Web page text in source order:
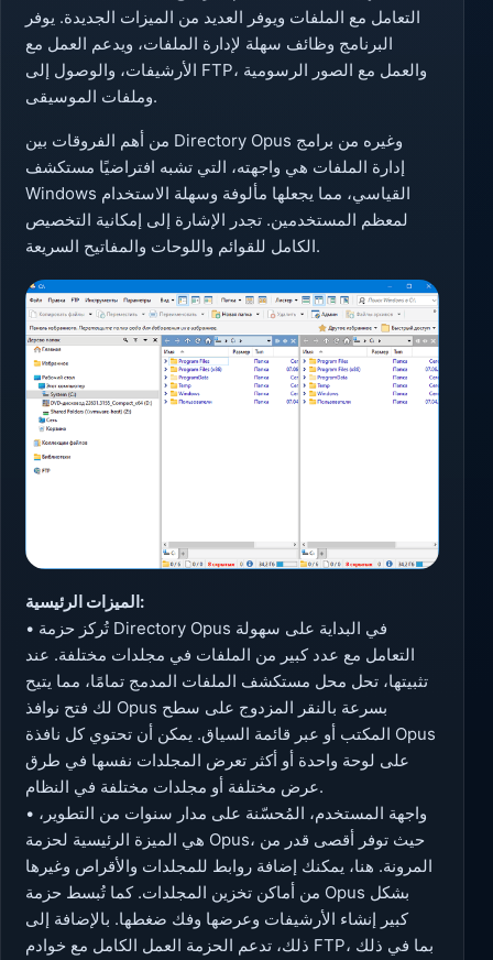
التعامل مع الملفات ويوفر العديد من الميزات الجديدة. يوفر
البرنامج وظائف سهلة لإدارة الملفات، ويدعم العمل مع
الأرشيفات، والوصول إلى FTP، والعمل مع الصور الرسومية
وملفات الموسيقى.
من أهم الفروقات بين Directory Opus وغيره من برامج
إدارة الملفات هي واجهته، التي تشبه افتراضيًا مستكشف
Windows القياسي، مما يجعلها مألوفة وسهلة الاستخدام
لمعظم المستخدمين. تجدر الإشارة إلى إمكانية التخصيص
الكامل للقوائم واللوحات والمفاتيح السريعة.
الميزات الرئيسية:
• تُركز حزمة Directory Opus في البداية على سهولة
التعامل مع عدد كبير من الملفات في مجلدات مختلفة. عند
تثبيتها، تحل محل مستكشف الملفات المدمج تمامًا، مما يتيح
لك فتح نوافذ Opus بسرعة بالنقر المزدوج على سطح
المكتب أو عبر قائمة السياق. يمكن أن تحتوي كل نافذة Opus
على لوحة واحدة أو أكثر تعرض المجلدات نفسها في طرق
عرض مختلفة أو مجلدات مختلفة في النظام.
• واجهة المستخدم، المُحسّنة على مدار سنوات من التطوير،
هي الميزة الرئيسية لحزمة Opus، حيث توفر أقصى قدر من
المرونة. هنا، يمكنك إضافة روابط للمجلدات والأقراص وغيرها
من أماكن تخزين المجلدات. كما تُبسط حزمة Opus بشكل
كبير إنشاء الأرشيفات وعرضها وفك ضغطها. بالإضافة إلى
ذلك، تدعم الحزمة العمل الكامل مع خوادم FTP، بما في ذلك